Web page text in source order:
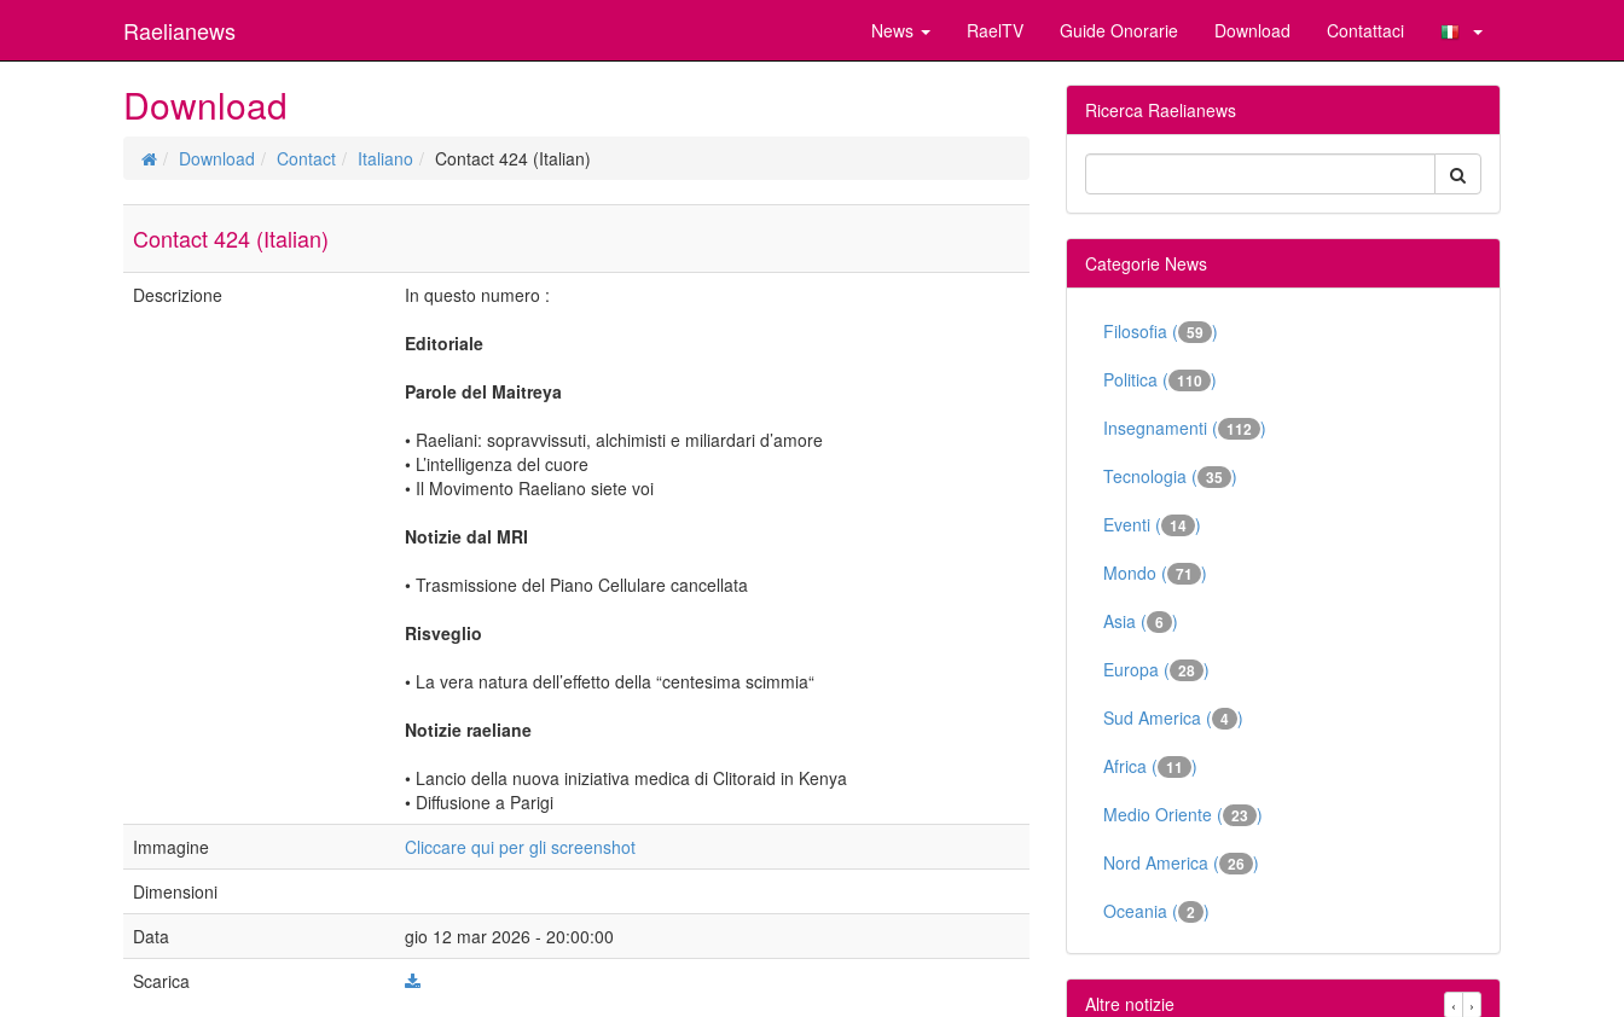
Raelianews News RaelTV Guide Onorarie Download Contattaci
Download
Download Contact Italiano Contact 424 (Italian)
Contact 424 (Italian)
Descrizione
In questo numero :
Editoriale
Parole del Maitreya
• Raeliani: sopravvissuti, alchimisti e miliardari d’amore
• L’intelligenza del cuore
• Il Movimento Raeliano siete voi
Notizie dal MRI
• Trasmissione del Piano Cellulare cancellata
Risveglio
• La vera natura dell’effetto della “centesima scimmia“
Notizie raeliane
• Lancio della nuova iniziativa medica di Clitoraid in Kenya
• Diffusione a Parigi
Immagine
Cliccare qui per gli screenshot
Dimensioni
Data
gio 12 mar 2026 - 20:00:00
Scarica
Ricerca Raelianews
Categorie News
Filosofia ( 59 )
Politica ( 110 )
Insegnamenti ( 112 )
Tecnologia ( 35 )
Eventi ( 14 )
Mondo ( 71 )
Asia ( 6 )
Europa ( 28 )
Sud America ( 4 )
Africa ( 11 )
Medio Oriente ( 23 )
Nord America ( 26 )
Oceania ( 2 )
Altre notizie ‹ ›